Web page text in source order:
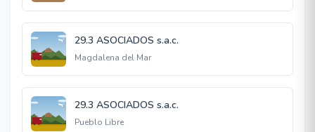
29.3 ASOCIADOS s.a.c.
Magdalena del Mar
29.3 ASOCIADOS s.a.c.
Pueblo Libre